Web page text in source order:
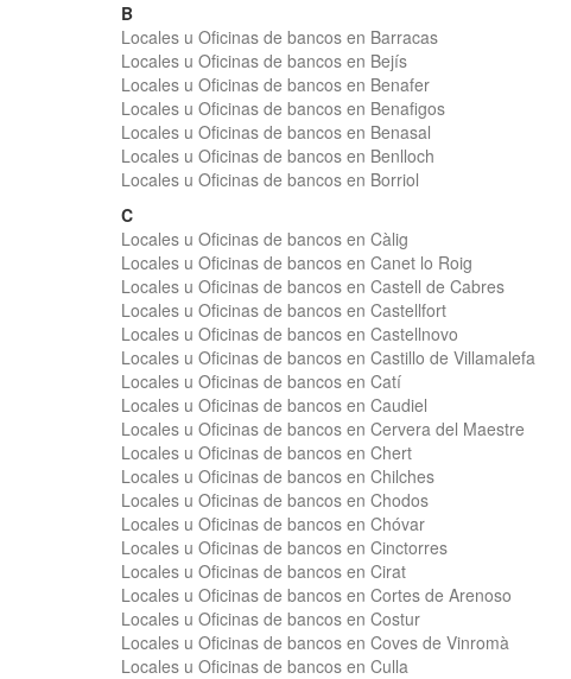
B
Locales u Oficinas de bancos en Barracas
Locales u Oficinas de bancos en Bejís
Locales u Oficinas de bancos en Benafer
Locales u Oficinas de bancos en Benafigos
Locales u Oficinas de bancos en Benasal
Locales u Oficinas de bancos en Benlloch
Locales u Oficinas de bancos en Borriol
C
Locales u Oficinas de bancos en Càlig
Locales u Oficinas de bancos en Canet lo Roig
Locales u Oficinas de bancos en Castell de Cabres
Locales u Oficinas de bancos en Castellfort
Locales u Oficinas de bancos en Castellnovo
Locales u Oficinas de bancos en Castillo de Villamalefa
Locales u Oficinas de bancos en Catí
Locales u Oficinas de bancos en Caudiel
Locales u Oficinas de bancos en Cervera del Maestre
Locales u Oficinas de bancos en Chert
Locales u Oficinas de bancos en Chilches
Locales u Oficinas de bancos en Chodos
Locales u Oficinas de bancos en Chóvar
Locales u Oficinas de bancos en Cinctorres
Locales u Oficinas de bancos en Cirat
Locales u Oficinas de bancos en Cortes de Arenoso
Locales u Oficinas de bancos en Costur
Locales u Oficinas de bancos en Coves de Vinromà
Locales u Oficinas de bancos en Culla